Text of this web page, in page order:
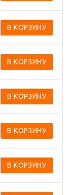
В КОРЗИНУ
В КОРЗИНУ
В КОРЗИНУ
В КОРЗИНУ
В КОРЗИНУ